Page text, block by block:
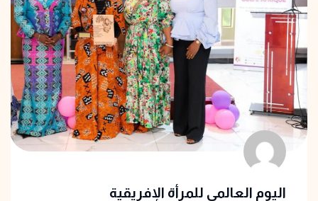
اليوم العالمي للمرأة الإفريقية